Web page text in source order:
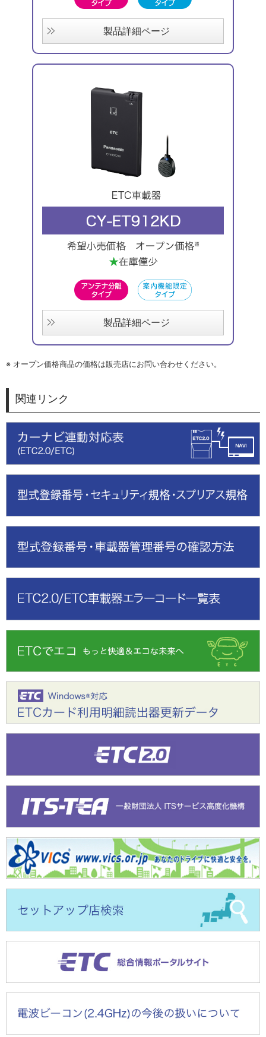
製品詳細ページ
製品詳細ページ
※ オープン価格商品の価格は販売店にお問い合わせください。
関連リンク